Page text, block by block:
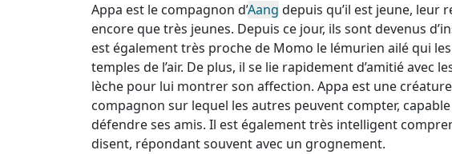
Appa est le compagnon d’Aang depuis qu’il est jeune, leur
encore que très jeunes. Depuis ce jour, ils sont devenus
est également très proche de Momo le lémurien ailé qui
temples de l’air. De plus, il se lie rapidement d’amitié
lèche pour lui montrer son affection. Appa est une
compagnon sur lequel les autres peuvent compter,
défendre ses amis. Il est également très intelligent
disent, répondant souvent avec un grognement.